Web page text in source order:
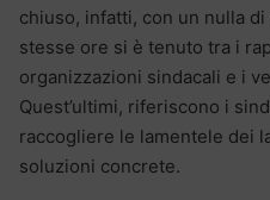
chiuso, infatti, con un nulla
stesse ore si è tenuto tra i
organizzazioni sindacali e i
Quest’ultimi, riferiscono i
raccogliere le lamentele dei
soluzioni concrete.